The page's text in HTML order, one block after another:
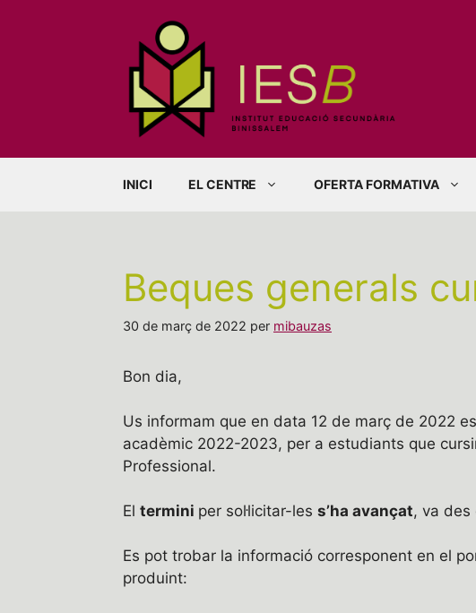
INICI EL CENTRE OFERTA FORMATIVA
Beques generals
30 de març de 2022 per mibauzas
Bon dia,
Us informam que en data 12 de març de 2022
acadèmic 2022-2023, per a estudiants que
Professional.
El termini per sol·licitar-les s’ha avançat, va des
Es pot trobar la informació corresponent en el
produint: